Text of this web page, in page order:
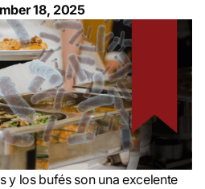
18, 2025
y los bufés son una excelente